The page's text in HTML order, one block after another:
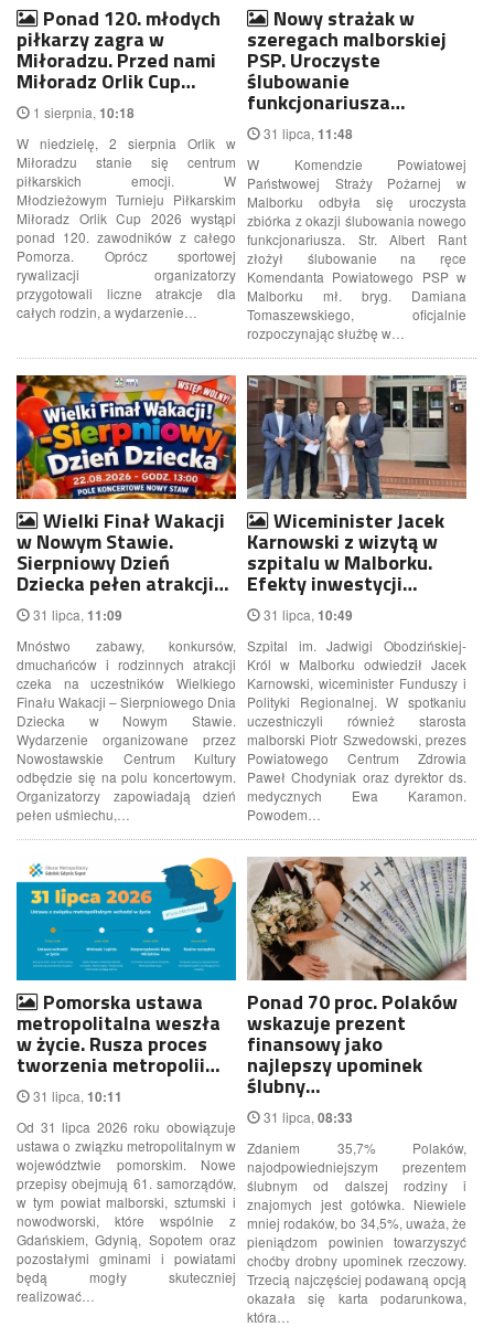
Ponad 120. młodych
piłkarzy zagra w
Miłoradzu. Przed nami
Miłoradz Orlik Cup…
1 sierpnia, 10:18
W niedzielę, 2 sierpnia Orlik w
Miłoradzu stanie się centrum
piłkarskich emocji. W
Młodzieżowym Turnieju Piłkarskim
Miłoradz Orlik Cup 2026 wystąpi
ponad 120. zawodników z całego
Pomorza. Oprócz sportowej
rywalizacji organizatorzy
przygotowali liczne atrakcje dla
całych rodzin, a wydarzenie…
Nowy strażak w
szeregach malborskiej
PSP. Uroczyste
ślubowanie
funkcjonariusza…
31 lipca, 11:48
W Komendzie Powiatowej
Państwowej Straży Pożarnej w
Malborku odbyła się uroczysta
zbiórka z okazji ślubowania nowego
funkcjonariusza. Str. Albert Rant
złożył ślubowanie na ręce
Komendanta Powiatowego PSP w
Malborku mł. bryg. Damiana
Tomaszewskiego, oficjalnie
rozpoczynając służbę w…
Wielki Finał Wakacji
w Nowym Stawie.
Sierpniowy Dzień
Dziecka pełen atrakcji…
31 lipca, 11:09
Mnóstwo zabawy, konkursów,
dmuchańców i rodzinnych atrakcji
czeka na uczestników Wielkiego
Finału Wakacji – Sierpniowego Dnia
Dziecka w Nowym Stawie.
Wydarzenie organizowane przez
Nowostawskie Centrum Kultury
odbędzie się na polu koncertowym.
Organizatorzy zapowiadają dzień
pełen uśmiechu,…
Wiceminister Jacek
Karnowski z wizytą w
szpitalu w Malborku.
Efekty inwestycji…
31 lipca, 10:49
Szpital im. Jadwigi Obodzińskiej-
Król w Malborku odwiedził Jacek
Karnowski, wiceminister Funduszy i
Polityki Regionalnej. W spotkaniu
uczestniczyli również starosta
malborski Piotr Szwedowski, prezes
Powiatowego Centrum Zdrowia
Paweł Chodyniak oraz dyrektor ds.
medycznych Ewa Karamon.
Powodem…
Pomorska ustawa
metropolitalna weszła
w życie. Rusza proces
tworzenia metropolii…
31 lipca, 10:11
Od 31 lipca 2026 roku obowiązuje
ustawa o związku metropolitalnym w
województwie pomorskim. Nowe
przepisy obejmują 61. samorządów,
w tym powiat malborski, sztumski i
nowodworski, które wspólnie z
Gdańskiem, Gdynią, Sopotem oraz
pozostałymi gminami i powiatami
będą mogły skuteczniej
realizować…
Ponad 70 proc. Polaków
wskazuje prezent
finansowy jako
najlepszy upominek
ślubny…
31 lipca, 08:33
Zdaniem 35,7% Polaków,
najodpowiedniejszym prezentem
ślubnym od dalszej rodziny i
znajomych jest gotówka. Niewiele
mniej rodaków, bo 34,5%, uważa, że
pieniądzom powinien towarzyszyć
choćby drobny upominek rzeczowy.
Trzecią najczęściej podawaną opcją
okazała się karta podarunkowa,
która…